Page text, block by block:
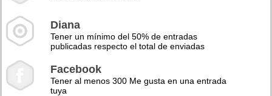
Diana
Tener un mínimo del 50% de entradas
publicadas respecto el total de enviadas
Facebook
Tener al menos 300 Me gusta en una entrada
tuya